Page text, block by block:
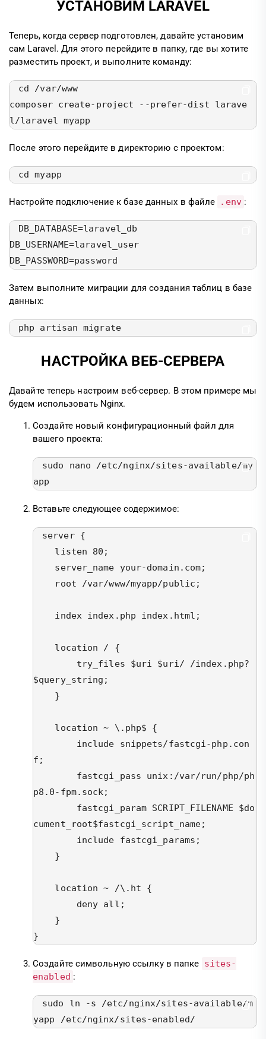
УСТАНОВИМ LARAVEL
Теперь, когда сервер подготовлен, давайте установим
сам Laravel. Для этого перейдите в папку, где вы хотите
разместить проект, и выполните команду:
cd /var/www
composer create-project --prefer-dist larave
l/laravel myapp
После этого перейдите в директорию с проектом:
cd myapp
Настройте подключение к базе данных в файле .env :
DB_DATABASE=laravel_db
DB_USERNAME=laravel_user
DB_PASSWORD=password
Затем выполните миграции для создания таблиц в базе
данных:
php artisan migrate
НАСТРОЙКА ВЕБ-СЕРВЕРА
Давайте теперь настроим веб-сервер. В этом примере мы
будем использовать Nginx.
Создайте новый конфигурационный файл для
вашего проекта:
sudo nano /etc/nginx/sites-available/my
app
Вставьте следующее содержимое:
server {
$query_string;
f;
p8.0-fpm.sock;
cument_root$fastcgi_script_name;
}
Создайте символьную ссылку в папке sites-
enabled :
sudo ln -s /etc/nginx/sites-available/m
yapp /etc/nginx/sites-enabled/